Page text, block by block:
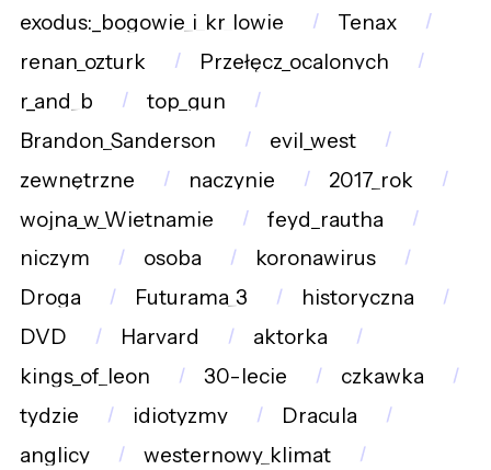
exodus:_bogowie_i_kr_lowie
Tenax
renan_ozturk
Przełęcz_ocalonych
r_and_b
top_gun
Brandon_Sanderson
evil_west
zewnętrzne
naczynie
2017_rok
wojna_w_Wietnamie
feyd_rautha
niczym
osoba
koronawirus
Droga
Futurama_3
historyczna
DVD
Harvard
aktorka
kings_of_leon
30-lecie
czkawka
tydzie
idiotyzmy
Dracula
anglicy
westernowy_klimat